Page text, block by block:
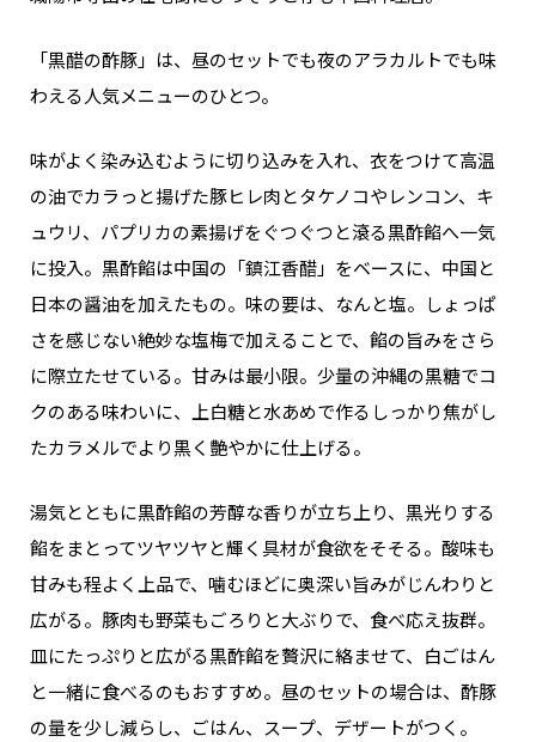
「黒醋の酢豚」は、昼のセットでも夜のアラカルトでも味
わえる人気メニューのひとつ。
味がよく染み込むように切り込みを入れ、衣をつけて高温
の油でカラっと揚げた豚ヒレ肉とタケノコやレンコン、キ
ュウリ、パプリカの素揚げをぐつぐつと滾る黒酢餡へ一気
に投入。黒酢餡は中国の「鎮江香醋」をベースに、中国と
日本の醤油を加えたもの。味の要は、なんと塩。しょっぱ
さを感じない絶妙な塩梅で加えることで、餡の旨みをさら
に際立たせている。甘みは最小限。少量の沖縄の黒糖でコ
クのある味わいに、上白糖と水あめで作るしっかり焦がし
たカラメルでより黒く艶やかに仕上げる。
湯気とともに黒酢餡の芳醇な香りが立ち上り、黒光りする
餡をまとってツヤツヤと輝く具材が食欲をそそる。酸味も
甘みも程よく上品で、噛むほどに奥深い旨みがじんわりと
広がる。豚肉も野菜もごろりと大ぶりで、食べ応え抜群。
皿にたっぷりと広がる黒酢餡を贅沢に絡ませて、白ごはん
と一緒に食べるのもおすすめ。昼のセットの場合は、酢豚
の量を少し減らし、ごはん、スープ、デザートがつく。